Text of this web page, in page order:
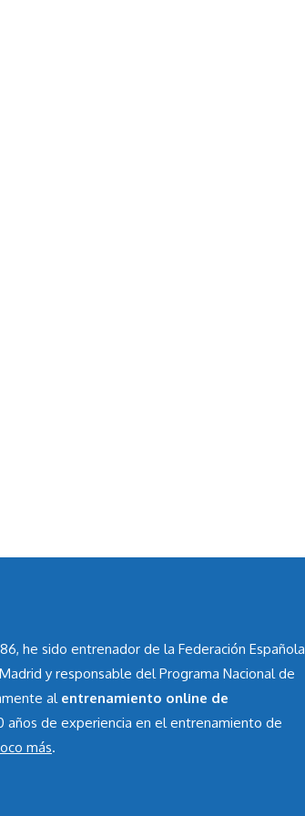
he sido entrenador de la Federación Española
y responsable del Programa Nacional de
al entrenamiento online de
años de experiencia en el entrenamiento de
más.